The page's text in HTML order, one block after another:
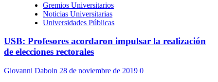
Gremios Universitarios
Noticias Universitarias
Universidades Públicas
USB: Profesores acordaron impulsar la realización
de elecciones rectorales
Giovanni Daboin 28 de noviembre de 2019 0